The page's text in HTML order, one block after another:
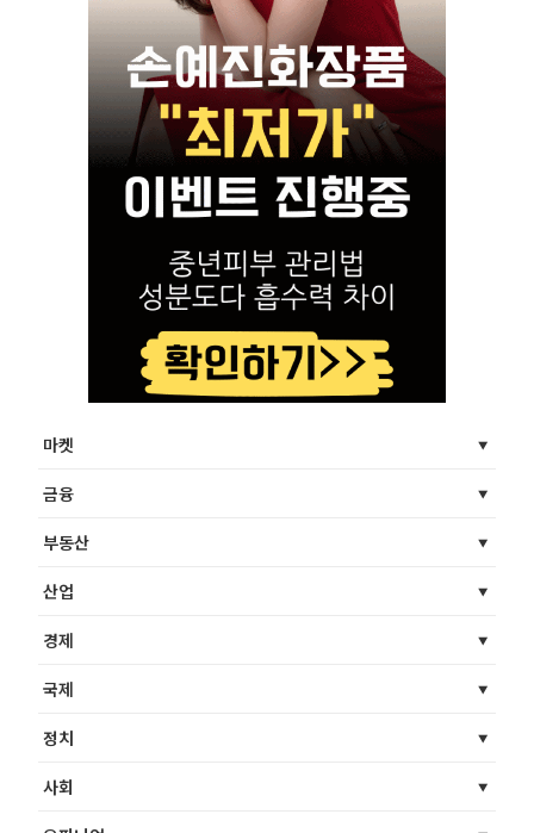
마켓
금융
부동산
산업
경제
국제
정치
사회